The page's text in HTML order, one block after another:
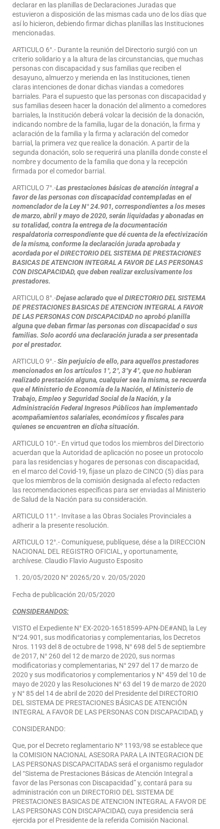
declarar en las planillas de Declaraciones Juradas que
estuvieron a disposición de las mismas cada uno de los días que
así lo hicieron, debiendo firmar dichas planillas las Instituciones
mencionadas.
ARTICULO 6°.- Durante la reunión del Directorio surgió con un
criterio solidario y a la altura de las circunstancias, que muchas
personas con discapacidad y sus familias que reciben el
desayuno, almuerzo y merienda en las Instituciones, tienen
claras intenciones de donar dichas viandas a comedores
barriales. Para el supuesto que las personas con discapacidad y
sus familias deseen hacer la donación del alimento a comedores
barriales, la Institución deberá volcar la decisión de la donación,
indicando nombre de la familia, lugar de la donación, la firma y
aclaración de la familia y la firma y aclaración del comedor
barrial, la primera vez que realice la donación. A partir de la
segunda donación, solo se requerirá una planilla donde conste el
nombre y documento de la familia que dona y la recepción
firmada por el comedor barrial.
ARTICULO 7°.-Las prestaciones básicas de atención integral a
favor de las personas con discapacidad contempladas en el
nomenclador de la Ley N° 24.901, correspondientes a los meses
de marzo, abril y mayo de 2020, serán liquidadas y abonadas en
su totalidad, contra la entrega de la documentación
respaldatoria correspondiente que dé cuenta de la efectivización
de la misma, conforme la declaración jurada aprobada y
acordada por el DIRECTORIO DEL SISTEMA DE PRESTACIONES
BASICAS DE ATENCION INTEGRAL A FAVOR DE LAS PERSONAS
CON DISCAPACIDAD, que deben realizar exclusivamente los
prestadores.
ARTICULO 8°.-Dejase aclarado que el DIRECTORIO DEL SISTEMA
DE PRESTACIONES BASICAS DE ATENCION INTEGRAL A FAVOR
DE LAS PERSONAS CON DISCAPACIDAD no aprobó planilla
alguna que deban firmar las personas con discapacidad o sus
familias. Solo acordó una declaración jurada a ser presentada
por el prestador.
ARTICULO 9°.-Sin perjuicio de ello, para aquellos prestadores
mencionados en los artículos 1°, 2°, 3°y 4°, que no hubieran
realizado prestación alguna, cualquier sea la misma, se recuerda
que el Ministerio de Economía de la Nación, el Ministerio de
Trabajo, Empleo y Seguridad Social de la Nación, y la
Administración Federal Ingresos Públicos han implementado
acompañamientos salariales, económicos y fiscales para
quienes se encuentren en dicha situación.
ARTICULO 10°.- En virtud que todos los miembros del Directorio
acuerdan que la Autoridad de aplicación no posee un protocolo
para las residencias y hogares de personas con discapacidad,
en el marco del Covid-19, fijase un plazo de CINCO (5) días para
que los miembros de la comisión designada al efecto redacten
las recomendaciones específicas para ser enviadas al Ministerio
de Salud de la Nación para su consideración.
ARTICULO 11°.- Invítase a las Obras Sociales Provinciales a
adherir a la presente resolución.
ARTICULO 12°.- Comuníquese, publíquese, dése a la DIRECCION
NACIONAL DEL REGISTRO OFICIAL, y oportunamente,
archívese. Claudio Flavio Augusto Esposito
20/05/2020 N° 20265/20 v. 20/05/2020
Fecha de publicación 20/05/2020
CONSIDERANDOS:
VISTO el Expediente N° EX-2020-16518599-APN-DE#AND, la Ley
N°24.901, sus modificatorias y complementarias, los Decretos
Nros. 1193 del 8 de octubre de 1998, N° 698 del 5 de septiembre
de 2017, N° 260 del 12 de marzo de 2020, sus normas
modificatorias y complementarias, N° 297 del 17 de marzo de
2020 y sus modificatorios y complementarios y N° 459 del 10 de
mayo de 2020 y las Resoluciones N° 63 del 19 de marzo de 2020
y N° 85 del 14 de abril de 2020 del Presidente del DIRECTORIO
DEL SISTEMA DE PRESTACIONES BÁSICAS DE ATENCIÓN
INTEGRAL A FAVOR DE LAS PERSONAS CON DISCAPACIDAD, y
CONSIDERANDO:
Que, por el Decreto reglamentario Nº 1193/98 se establece que
la COMISION NACIONAL ASESORA PARA LA INTEGRACION DE
LAS PERSONAS DISCAPACITADAS será el organismo regulador
del “Sistema de Prestaciones Básicas de Atención Integral a
favor de las Personas con Discapacidad” y, contará para su
administración con un DIRECTORIO DEL SISTEMA DE
PRESTACIONES BASICAS DE ATENCION INTEGRAL A FAVOR DE
LAS PERSONAS CON DISCAPACIDAD, cuya presidencia será
ejercida por el Presidente de la referida Comisión Nacional.